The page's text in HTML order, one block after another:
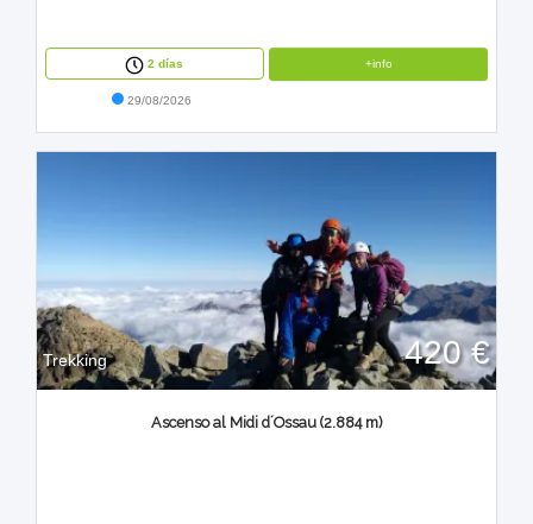
2 días +info
29/08/2026
Trekking 420 €
Ascenso al Midi d´Ossau (2.884 m)